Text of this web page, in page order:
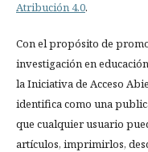
Atribución 4.0.
Con el propósito de
investigación en
la Iniciativa de Acceso
identifica como una
que cualquier usuario
artículos, imprimirlos,